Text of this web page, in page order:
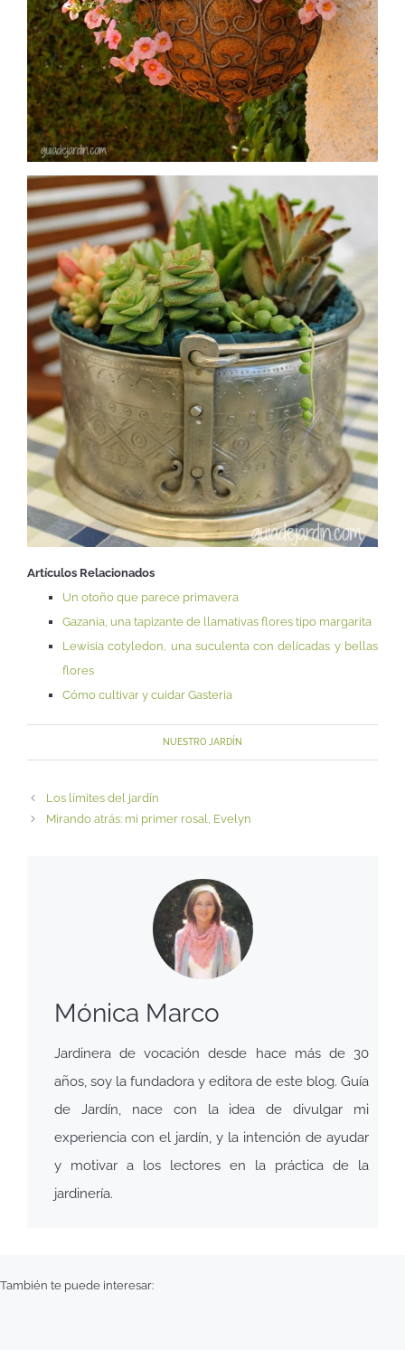
Artículos Relacionados
Un otoño que parece primavera
Gazania, una tapizante de llamativas flores tipo margarita
Lewisia cotyledon, una suculenta con delicadas y bellas
flores
Cómo cultivar y cuidar Gasteria
NUESTRO JARDÍN
Los límites del jardín
Mirando atrás: mi primer rosal, Evelyn
Mónica Marco
Jardinera de vocación desde hace más de 30
años, soy la fundadora y editora de este blog. Guía
de Jardín, nace con la idea de divulgar mi
experiencia con el jardín, y la intención de ayudar
y motivar a los lectores en la práctica de la
jardinería.
También te puede interesar: